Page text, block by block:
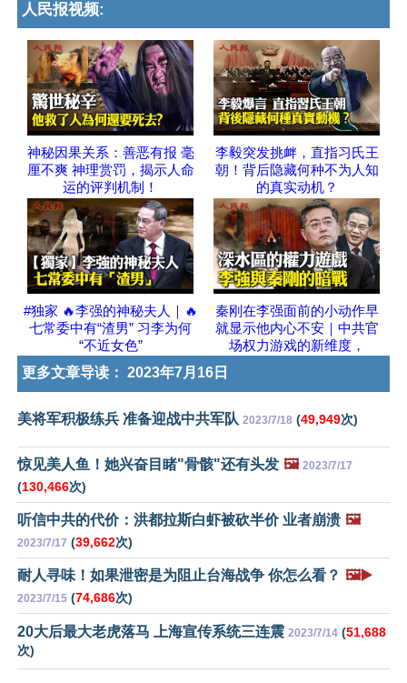
人民报视频:
神秘因果关系：善恶有报 毫
厘不爽 神理赏罚，揭示人命
运的评判机制！
李毅突发挑衅，直指习氏王
朝！背后隐藏何种不为人知
的真实动机？
#独家 🔥李强的神秘夫人｜🔥
七常委中有“渣男” 习李为何
“不近女色”
秦刚在李强面前的小动作早
就显示他内心不安｜中共官
场权力游戏的新维度，
更多文章导读： 2023年7月16日
美将军积极练兵 准备迎战中共军队 2023/7/18 (49,949次)
惊见美人鱼！她兴奋目睹"骨骸"还有头发 🖼️ 2023/7/17
(130,466次)
听信中共的代价：洪都拉斯白虾被砍半价 业者崩溃 🖼️
2023/7/17 (39,662次)
耐人寻味！如果泄密是为阻止台海战争 你怎么看？ 🖼️▶️
2023/7/15 (74,686次)
20大后最大老虎落马 上海宣传系统三连震 2023/7/14 (51,688
次)